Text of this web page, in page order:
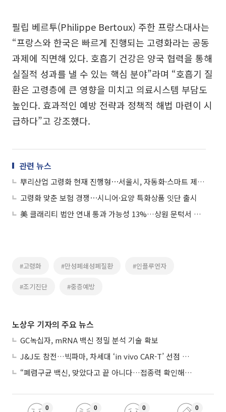
필립 베르투(Philippe Bertoux) 주한 프랑스대사는
“프랑스와 한국은 빠르게 진행되는 고령화라는 공동
과제에 직면해 있다. 호흡기 건강은 양국 협력을 통해
실질적 성과를 낼 수 있는 핵심 분야”라며 “호흡기 질
환은 고령층에 큰 영향을 미치고 의료시스템 부담도
높인다. 효과적인 예방 전략과 정책적 해법 마련이 시
급하다”고 강조했다.
관련 뉴스
뿌리산업 고령화 현재 진행형⋯서울시, 자동화·스마트 제조로 맞선다
고령화 맞춘 보험 경쟁⋯시니어·요양 특화상품 잇단 출시
美 클래리티 법안 연내 통과 가능성 13%…상원 문턱서 제동
#고령화 #만성폐쇄성폐질환 #인플루엔자
#조기진단 #중증예방
노상우 기자의 주요 뉴스
GC녹십자, mRNA 백신 정밀 분석 기술 확보
J&J도 참전…빅파마, 차세대 ‘in vivo CAR-T’ 선점 경쟁 본격화
“폐렴구균 백신, 맞았다고 끝 아니다…접종력 확인해야”
0 0 0 0